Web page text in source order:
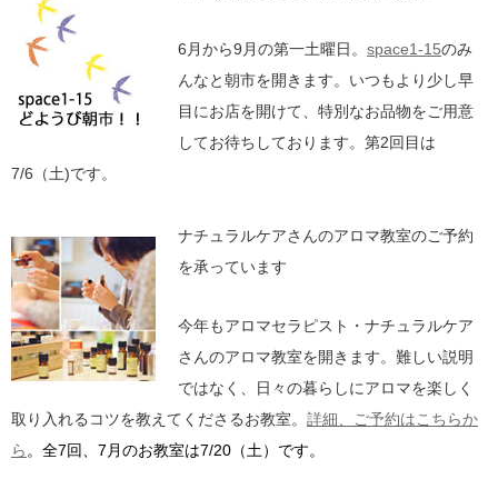
6月から9月の第一土曜日。 space1-15のみ
んなと朝市を開きます。いつもより少し早
目にお店を開けて、特別なお品物をご用意
してお待ちしております。第2回目は
7/6（土)です。
ナチュラルケアさんのアロマ教室のご予約
を承っています
今年もアロマセラピスト・ナチュラルケア
さんのアロマ教室を開きます。難しい説明
ではなく、日々の暮らしにアロマを楽しく
取り入れるコツを教えてくださるお教室。 詳細、ご予約はこちらか
ら 。全7回、7月のお教室は7/20（土）です。